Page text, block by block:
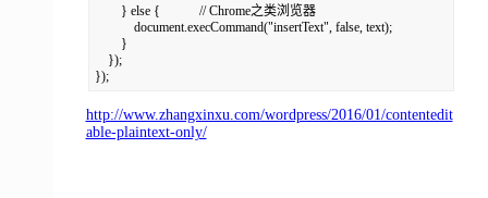
} else {            // Chrome之类浏览器
document.execCommand("insertText", false, text);
}
});
});
http://www.zhangxinxu.com/wordpress/2016/01/contentedit
able-plaintext-only/